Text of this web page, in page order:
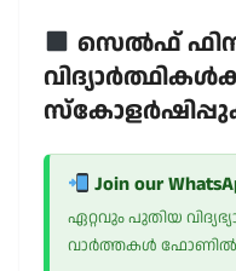
സെൽഫ്
Join our
ഏറ്റവും പുതിയ
വാർത്തകൾ ഫോണിൽ